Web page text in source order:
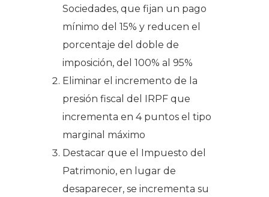
Sociedades, que fijan un pago
mínimo del 15% y reducen el
porcentaje del doble de
imposición, del 100% al 95%
Eliminar el incremento de la
presión fiscal del IRPF que
incrementa en 4 puntos el tipo
marginal máximo
Destacar que el Impuesto del
Patrimonio, en lugar de
desaparecer, se incrementa su